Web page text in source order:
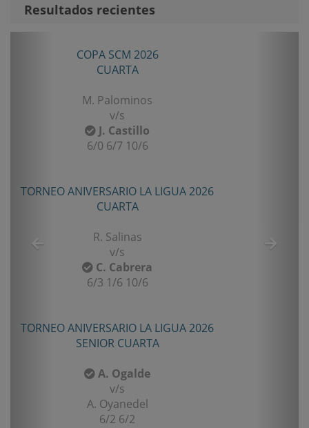
Resultados recientes
COPA SCM 2026
CUARTA
M. Palominos
v/s
J. Castillo
6/0 6/7 10/6
TORNEO ANIVERSARIO LA LIGUA 2026
CUARTA
R. Salinas
v/s
C. Cabrera
6/3 1/6 10/6
TORNEO ANIVERSARIO LA LIGUA 2026
SENIOR CUARTA
A. Ogalde
v/s
A. Oyanedel
6/2 6/2